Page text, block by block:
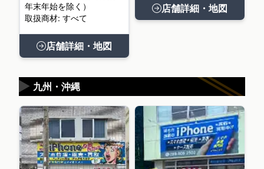
年末年始を除く）
取扱商材: すべて
店舗詳細・地図
店舗詳細・地図
九州・沖縄
▶